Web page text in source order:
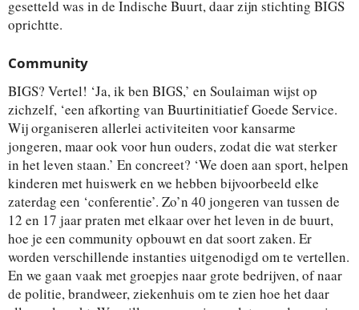
gesetteld was in de Indische Buurt, daar zijn stichting BIGS
oprichtte.
Community
BIGS? Vertel! ‘Ja, ik ben BIGS,’ en Soulaiman wijst op
zichzelf, ‘een afkorting van Buurtinitiatief Goede Service.
Wij organiseren allerlei activiteiten voor kansarme
jongeren, maar ook voor hun ouders, zodat die wat sterker
in het leven staan.’ En concreet? ‘We doen aan sport, helpen
kinderen met huiswerk en we hebben bijvoorbeeld elke
zaterdag een ‘conferentie’. Zo’n 40 jongeren van tussen de
12 en 17 jaar praten met elkaar over het leven in de buurt,
hoe je een community opbouwt en dat soort zaken. Er
worden verschillende instanties uitgenodigd om te vertellen.
En we gaan vaak met groepjes naar grote bedrijven, of naar
de politie, brandweer, ziekenhuis om te zien hoe het daar